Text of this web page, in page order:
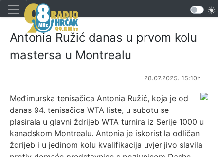
Antonia Ružić danas u prvom kolu
mastersa u Montrealu
28.07.2025. 15:10h
Međimurska tenisačica Antonia Ružić, koja je od
danas 94. tenisačica WTA liste, u subotu se
plasirala u glavni ždrijeb WTA turnira iz Serije 1000 u
kanadskom Montrealu. Antonia je iskoristila odličan
ždrijeb i u jedinom kolu kvalifikacija uvjerljivo slavila